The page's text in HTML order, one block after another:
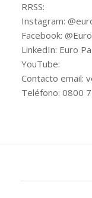
RRSS:
Instagram:
Facebook:
LinkedIn: Euro
YouTube:
Contacto email:
Teléfono: 0800